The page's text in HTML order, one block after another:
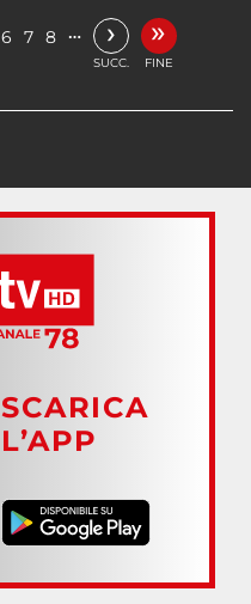
6 7 8 … ›
SUCC.
»
FINE
SCARICA
L’APP